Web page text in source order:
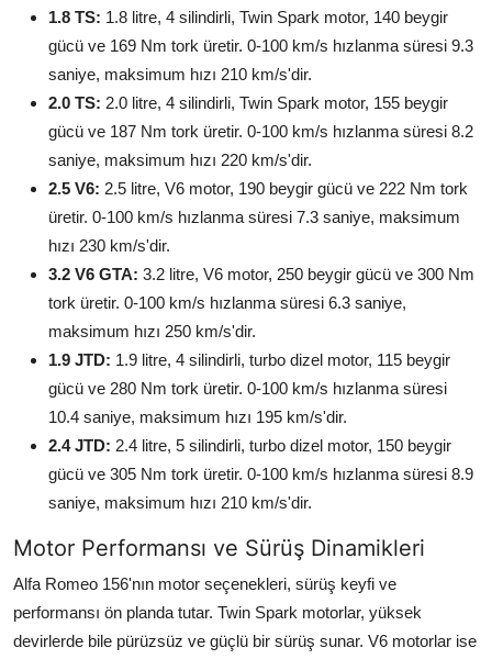
1.8 TS: 1.8 litre, 4 silindirli, Twin Spark motor, 140 beygir
gücü ve 169 Nm tork üretir. 0-100 km/s hızlanma süresi 9.3
saniye, maksimum hızı 210 km/s'dir.
2.0 TS: 2.0 litre, 4 silindirli, Twin Spark motor, 155 beygir
gücü ve 187 Nm tork üretir. 0-100 km/s hızlanma süresi 8.2
saniye, maksimum hızı 220 km/s'dir.
2.5 V6: 2.5 litre, V6 motor, 190 beygir gücü ve 222 Nm tork
üretir. 0-100 km/s hızlanma süresi 7.3 saniye, maksimum
hızı 230 km/s'dir.
3.2 V6 GTA: 3.2 litre, V6 motor, 250 beygir gücü ve 300 Nm
tork üretir. 0-100 km/s hızlanma süresi 6.3 saniye,
maksimum hızı 250 km/s'dir.
1.9 JTD: 1.9 litre, 4 silindirli, turbo dizel motor, 115 beygir
gücü ve 280 Nm tork üretir. 0-100 km/s hızlanma süresi
10.4 saniye, maksimum hızı 195 km/s'dir.
2.4 JTD: 2.4 litre, 5 silindirli, turbo dizel motor, 150 beygir
gücü ve 305 Nm tork üretir. 0-100 km/s hızlanma süresi 8.9
saniye, maksimum hızı 210 km/s'dir.
Motor Performansı ve Sürüş Dinamikleri
Alfa Romeo 156'nın motor seçenekleri, sürüş keyfi ve
performansı ön planda tutar. Twin Spark motorlar, yüksek
devirlerde bile pürüzsüz ve güçlü bir sürüş sunar. V6 motorlar ise